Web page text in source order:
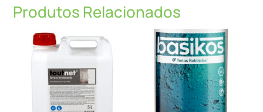
Produtos Relacionados